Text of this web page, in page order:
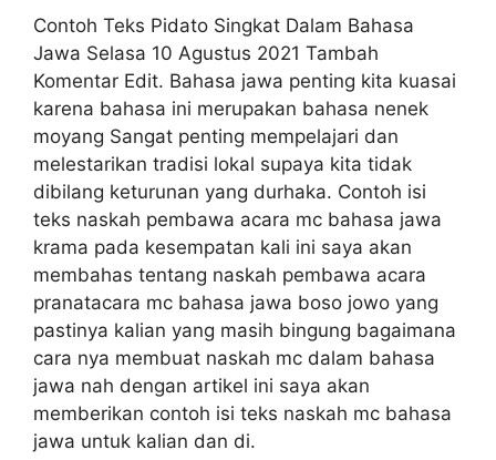
Contoh Teks Pidato Singkat Dalam Bahasa
Jawa Selasa 10 Agustus 2021 Tambah
Komentar Edit. Bahasa jawa penting kita kuasai
karena bahasa ini merupakan bahasa nenek
moyang Sangat penting mempelajari dan
melestarikan tradisi lokal supaya kita tidak
dibilang keturunan yang durhaka. Contoh isi
teks naskah pembawa acara mc bahasa jawa
krama pada kesempatan kali ini saya akan
membahas tentang naskah pembawa acara
pranatacara mc bahasa jawa boso jowo yang
pastinya kalian yang masih bingung bagaimana
cara nya membuat naskah mc dalam bahasa
jawa nah dengan artikel ini saya akan
memberikan contoh isi teks naskah mc bahasa
jawa untuk kalian dan di.